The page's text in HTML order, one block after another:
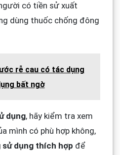
có tiền sử xuất
dùng thuốc chống đông
rễ cau có tác dụng
bất ngờ
dụng, hãy kiểm tra xem
mình có phù hợp không,
dụng thích hợp để